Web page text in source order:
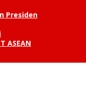
Presiden
ASEAN